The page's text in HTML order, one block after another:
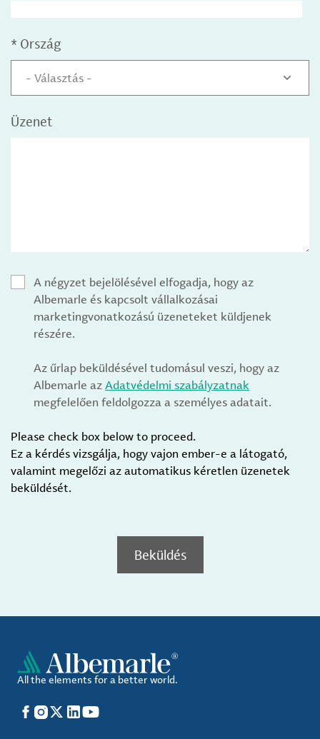
* Ország
- Választás -
Üzenet
A négyzet bejelölésével elfogadja, hogy az
Albemarle és kapcsolt vállalkozásai
marketingvonatkozású üzeneteket küldjenek
részére.
Az űrlap beküldésével tudomásul veszi, hogy az
Albemarle azAdatvédelmi szabályzatnak
megfelelően feldolgozza a személyes adatait.
Please check box below to proceed.
Ez a kérdés vizsgálja, hogy vajon ember-e a látogató,
valamint megelőzi az automatikus kéretlen üzenetek
beküldését.
Beküldés
All the elements for a better world.
Facebook
Instagram
X LinkedIn
YouTube